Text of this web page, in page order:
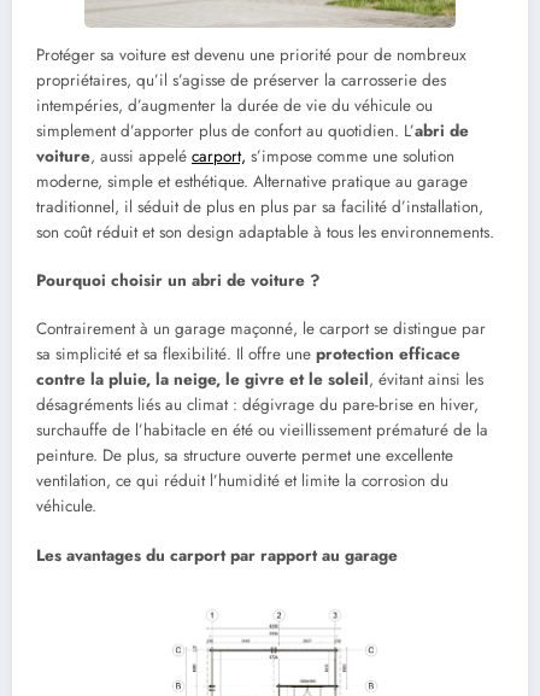
Protéger sa voiture est devenu une priorité pour de nombreux
propriétaires, qu’il s’agisse de préserver la carrosserie des
intempéries, d’augmenter la durée de vie du véhicule ou
simplement d’apporter plus de confort au quotidien. L’abri de
voiture, aussi appelé carport, s’impose comme une solution
moderne, simple et esthétique. Alternative pratique au garage
traditionnel, il séduit de plus en plus par sa facilité d’installation,
son coût réduit et son design adaptable à tous les environnements.
Pourquoi choisir un abri de voiture ?
Contrairement à un garage maçonné, le carport se distingue par
sa simplicité et sa flexibilité. Il offre une protection efficace
contre la pluie, la neige, le givre et le soleil, évitant ainsi les
désagréments liés au climat : dégivrage du pare-brise en hiver,
surchauffe de l’habitacle en été ou vieillissement prématuré de la
peinture. De plus, sa structure ouverte permet une excellente
ventilation, ce qui réduit l’humidité et limite la corrosion du
véhicule.
Les avantages du carport par rapport au garage